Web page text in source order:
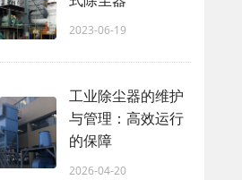
2023-06-19
工业除尘器的维护
与管理：高效运行
的保障
2026-04-20